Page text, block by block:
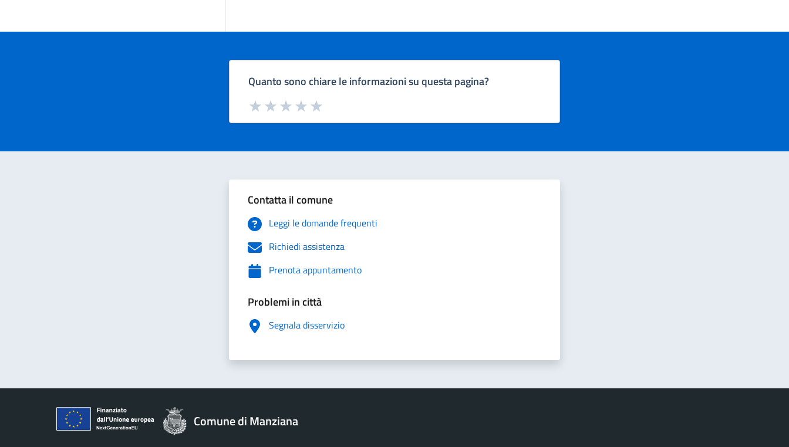
Quanto sono chiare le informazioni su questa pagina?
Valuta da 1 a 5 stelle la pagina
Valuta 5 stelle su 5
Valuta 4 stelle su 5
Valuta 3 stelle su 5
Valuta 2 stelle su 5
Valuta 1 stelle su 5
Contatta il comune
Leggi le domande frequenti
Richiedi assistenza
Prenota appuntamento
Problemi in città
Segnala disservizio
Comune di Manziana